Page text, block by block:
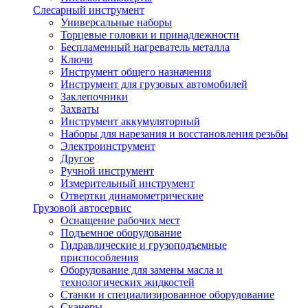
Слесарный инструмент
Универсальные наборы
Торцевые головки и принадлежности
Беспламенный нагреватель металла
Ключи
Инструмент общего назначения
Инструмент для грузовых автомобилей
Заклепочники
Захваты
Инструмент аккумуляторный
Наборы для нарезания и восстановления резьбы
Электроинструмент
Другое
Ручной инструмент
Измерительный инструмент
Отвертки динамометрические
Грузовой автосервис
Оснащение рабочих мест
Подъемное оборудование
Гидравлические и грузоподъемные
приспособления
Оборудование для замены масла и
технологических жидкостей
Станки и специализированное оборудование